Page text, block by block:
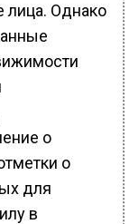
лица. Однако
о
о
для
в